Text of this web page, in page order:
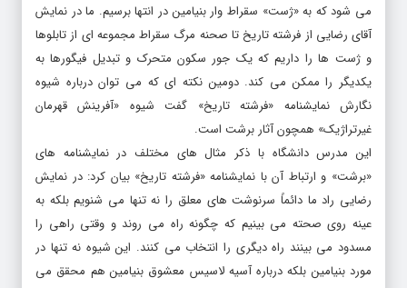
می شود که به «ژست» سقراط وار بنیامین در انتها برسیم. ما در نمایش
آقای رضایی از فرشته تاریخ تا صحنه مرگ سقراط مجموعه ای از تابلوها
و ژست ها را داریم که یک جور سکون متحرک و تبدیل فیگورها به
یکدیگر را ممکن می کند. دومین نکته ای که می توان درباره شیوه
نگارش نمایشنامه «فرشته تاریخ» گفت شیوه «آفرینش قهرمان
غیرتراژیک» همچون آثار برشت است.
این مدرس دانشگاه با ذکر مثال های مختلف در نمایشنامه های
«برشت» و ارتباط آن با نمایشنامه «فرشته تاریخ» بیان کرد: در نمایش
رضایی راد ما دائماً سرنوشت های معلق را نه تنها می شنویم بلکه به
عینه روی صحته می بینیم که چگونه راه می روند و وقتی راهی را
مسدود می بینند راه دیگری را انتخاب می کنند. این شیوه نه تنها در
مورد بنیامین بلکه درباره آسیه لاسیس معشوق بنیامین هم محقق می